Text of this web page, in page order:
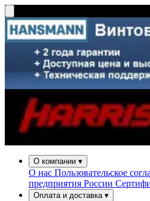
О компании ▾
О нас Пользовательское
предприятия России
Оплата и доставка ▾